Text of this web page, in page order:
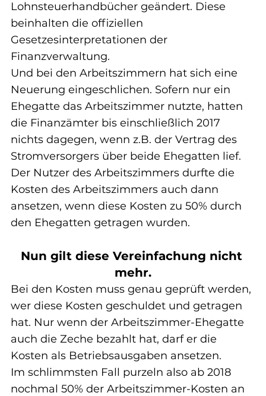
Lohnsteuerhandbücher geändert. Diese
beinhalten die offiziellen
Gesetzesinterpretationen der
Finanzverwaltung.
Und bei den Arbeitszimmern hat sich eine
Neuerung eingeschlichen. Sofern nur ein
Ehegatte das Arbeitszimmer nutzte, hatten
die Finanzämter bis einschließlich 2017
nichts dagegen, wenn z.B. der Vertrag des
Stromversorgers über beide Ehegatten lief.
Der Nutzer des Arbeitszimmers durfte die
Kosten des Arbeitszimmers auch dann
ansetzen, wenn diese Kosten zu 50% durch
den Ehegatten getragen wurden.
Nun gilt diese Vereinfachung nicht
mehr.
Bei den Kosten muss genau geprüft werden,
wer diese Kosten geschuldet und getragen
hat. Nur wenn der Arbeitszimmer-Ehegatte
auch die Zeche bezahlt hat, darf er die
Kosten als Betriebsausgaben ansetzen.
Im schlimmsten Fall purzeln also ab 2018
nochmal 50% der Arbeitszimmer-Kosten an